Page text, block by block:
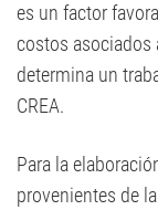
es un factor
costos asociados
determina un
CREA.
Para la
provenientes de